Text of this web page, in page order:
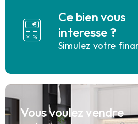
Ce bien vous
interesse ?
Simulez votre
Vous voulez vendre